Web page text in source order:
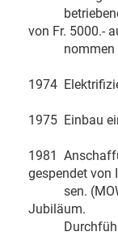
betriebenen
von Fr. 5000.-
nommen
1974
1975 Einbau
1981
gespendet von
sen.
Jubiläum.